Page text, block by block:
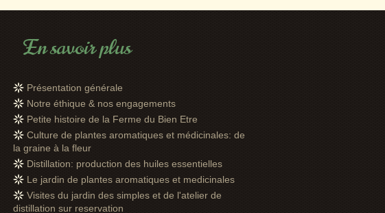
En savoir plus
Présentation générale
Notre éthique & nos engagements
Petite histoire de la Ferme du Bien Etre
Culture de plantes aromatiques et médicinales: de
la graine à la fleur
Distillation: production des huiles essentielles
Le jardin de plantes aromatiques et medicinales
Visites du jardin des simples et de l'atelier de
distillation sur reservation